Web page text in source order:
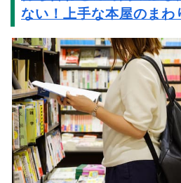
ない！上手な本屋のまわ